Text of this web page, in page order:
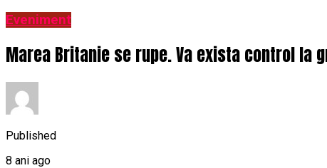
Eveniment
Marea Britanie se rupe. Va exista control la
Published
8 ani ago